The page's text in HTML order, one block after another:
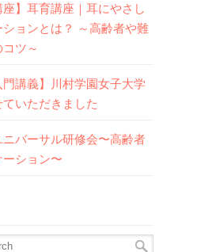
座】耳育講座｜耳にやさし
ョンとは？ ～高齢者や難
ツ～
門講義】川村学園女子大学
いただきました
ニバーサル研修会〜高齢者
ション〜